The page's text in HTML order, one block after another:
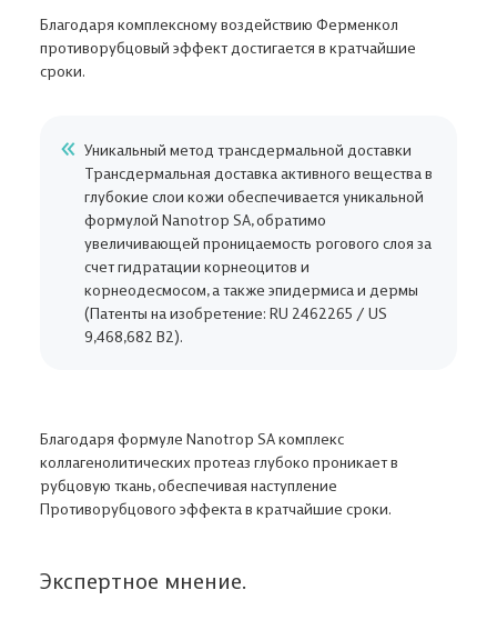
Благодаря комплексному воздействию Ферменкол
противорубцовый эффект достигается в кратчайшие
сроки.
Уникальный метод трансдермальной доставки
Трансдермальная доставка активного вещества в
глубокие слои кожи обеспечивается уникальной
формулой Nanotrop SA, обратимо
увеличивающей проницаемость рогового слоя за
счет гидратации корнеоцитов и
корнеодесмосом, а также эпидермиса и дермы
(Патенты на изобретение: RU 2462265 / US
9,468,682 B2).
Благодаря формуле Nanotrop SA комплекс
коллагенолитических протеаз глубоко проникает в
рубцовую ткань, обеспечивая наступление
Противорубцового эффекта в кратчайшие сроки.
Экспертное мнение.